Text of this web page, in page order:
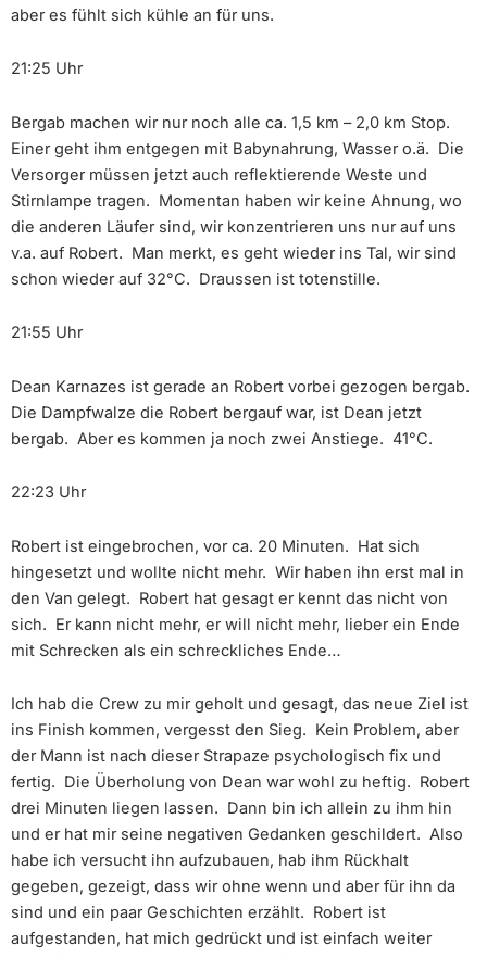
aber es fühlt sich kühle an für uns.
21:25 Uhr
Bergab machen wir nur noch alle ca. 1,5 km – 2,0 km Stop.
Einer geht ihm entgegen mit Babynahrung, Wasser o.ä. Die
Versorger müssen jetzt auch reflektierende Weste und
Stirnlampe tragen. Momentan haben wir keine Ahnung, wo
die anderen Läufer sind, wir konzentrieren uns nur auf uns
v.a. auf Robert. Man merkt, es geht wieder ins Tal, wir sind
schon wieder auf 32°C. Draussen ist totenstille.
21:55 Uhr
Dean Karnazes ist gerade an Robert vorbei gezogen bergab.
Die Dampfwalze die Robert bergauf war, ist Dean jetzt
bergab. Aber es kommen ja noch zwei Anstiege. 41°C.
22:23 Uhr
Robert ist eingebrochen, vor ca. 20 Minuten. Hat sich
hingesetzt und wollte nicht mehr. Wir haben ihn erst mal in
den Van gelegt. Robert hat gesagt er kennt das nicht von
sich. Er kann nicht mehr, er will nicht mehr, lieber ein Ende
mit Schrecken als ein schreckliches Ende…
Ich hab die Crew zu mir geholt und gesagt, das neue Ziel ist
ins Finish kommen, vergesst den Sieg. Kein Problem, aber
der Mann ist nach dieser Strapaze psychologisch fix und
fertig. Die Überholung von Dean war wohl zu heftig. Robert
drei Minuten liegen lassen. Dann bin ich allein zu ihm hin
und er hat mir seine negativen Gedanken geschildert. Also
habe ich versucht ihn aufzubauen, hab ihm Rückhalt
gegeben, gezeigt, dass wir ohne wenn und aber für ihn da
sind und ein paar Geschichten erzählt. Robert ist
aufgestanden, hat mich gedrückt und ist einfach weiter